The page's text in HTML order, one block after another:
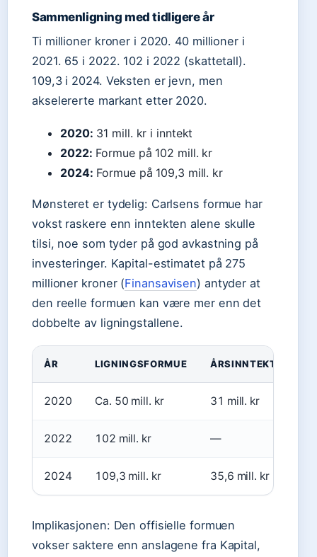
Sammenligning med tidligere år
Ti millioner kroner i 2020. 40 millioner i
2021. 65 i 2022. 102 i 2022 (skattetall).
109,3 i 2024. Veksten er jevn, men
akselererte markant etter 2020.
2020: 31 mill. kr i inntekt
2022: Formue på 102 mill. kr
2024: Formue på 109,3 mill. kr
Mønsteret er tydelig: Carlsens formue har
vokst raskere enn inntekten alene skulle
tilsi, noe som tyder på god avkastning på
investeringer. Kapital-estimatet på 275
millioner kroner (Finansavisen) antyder at
den reelle formuen kan være mer enn det
dobbelte av ligningstallene.
ÅR LIGNINGSFORMUE ÅRSINNTEKT
2020 Ca. 50 mill. kr 31 mill. kr
2022 102 mill. kr —
2024 109,3 mill. kr 35,6 mill. kr
Implikasjonen: Den offisielle formuen
vokser saktere enn anslagene fra Kapital,